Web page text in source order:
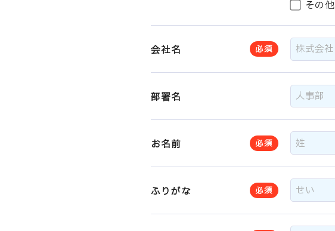
その他
会社名 必須
部署名
お名前 必須
ふりがな 必須